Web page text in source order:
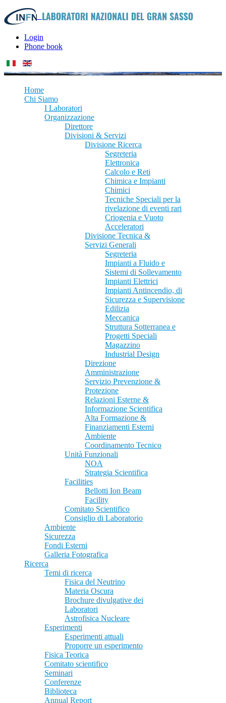
Login
Phone book
Home
Chi Siamo
I Laboratori
Organizzazione
Direttore
Divisioni & Servizi
Divisione Ricerca
Segreteria
Elettronica
Calcolo e Reti
Chimica e Impianti
Chimici
Tecniche Speciali per la
rivelazione di eventi rari
Criogenia e Vuoto
Acceleratori
Divisione Tecnica &
Servizi Generali
Segreteria
Impianti a Fluido e
Sistemi di Sollevamento
Impianti Elettrici
Impianti Antincendio, di
Sicurezza e Supervisione
Edilizia
Meccanica
Struttura Sotterranea e
Progetti Speciali
Magazzino
Industrial Design
Direzione
Amministrazione
Servizio Prevenzione &
Protezione
Relazioni Esterne &
Informazione Scientifica
Alta Formazione &
Finanziamenti Esterni
Ambiente
Coordinamento Tecnico
Unità Funzionali
NOA
Strategia Scientifica
Facilities
Bellotti Ion Beam
Facility
Comitato Scientifico
Consiglio di Laboratorio
Ambiente
Sicurezza
Fondi Esterni
Galleria Fotografica
Ricerca
Temi di ricerca
Fisica del Neutrino
Materia Oscura
Brochure divulgative dei
Laboratori
Astrofisica Nucleare
Esperimenti
Esperimenti attuali
Proporre un esperimento
Fisica Teorica
Comitato scientifico
Seminari
Conferenze
Biblioteca
Annual Report